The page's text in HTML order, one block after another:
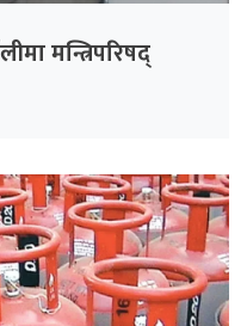
मन्त्रिपरिषद्